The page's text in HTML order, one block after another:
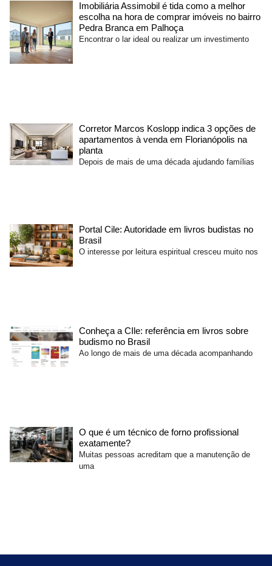
Imobiliária Assimobil é tida como a melhor
escolha na hora de comprar imóveis no bairro
Pedra Branca em Palhoça
Encontrar o lar ideal ou realizar um investimento
Corretor Marcos Koslopp indica 3 opções de
apartamentos à venda em Florianópolis na
planta
Depois de mais de uma década ajudando famílias
Portal Cile: Autoridade em livros budistas no
Brasil
O interesse por leitura espiritual cresceu muito nos
Conheça a CIle: referência em livros sobre
budismo no Brasil
Ao longo de mais de uma década acompanhando
O que é um técnico de forno profissional
exatamente?
Muitas pessoas acreditam que a manutenção de
uma